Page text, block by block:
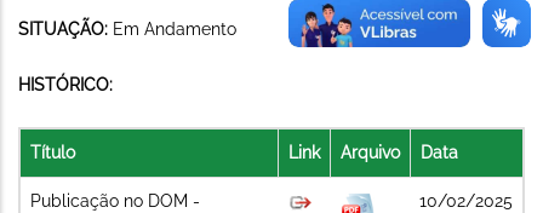
SITUAÇÃO: Em Andamento
HISTÓRICO:
Título Link Arquivo Data
Publicação no DOM -
10/02/2025